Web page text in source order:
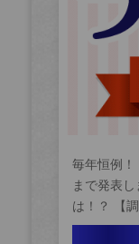
毎年恒例
まで発表
は！？ 【